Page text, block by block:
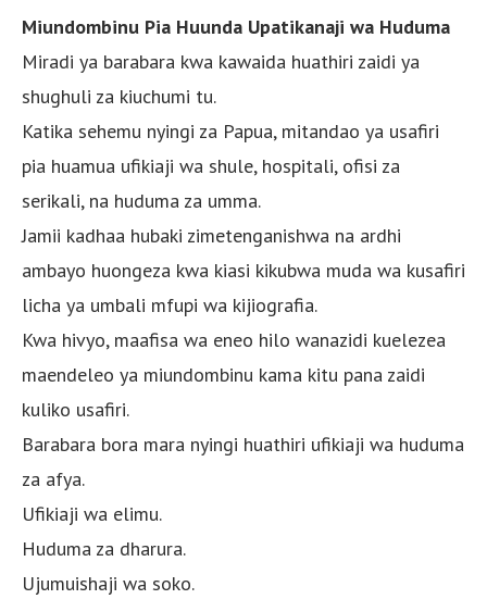
Miundombinu Pia Huunda Upatikanaji wa Huduma
Miradi ya barabara kwa kawaida huathiri zaidi ya
shughuli za kiuchumi tu.
Katika sehemu nyingi za Papua, mitandao ya usafiri
pia huamua ufikiaji wa shule, hospitali, ofisi za
serikali, na huduma za umma.
Jamii kadhaa hubaki zimetenganishwa na ardhi
ambayo huongeza kwa kiasi kikubwa muda wa kusafiri
licha ya umbali mfupi wa kijiografia.
Kwa hivyo, maafisa wa eneo hilo wanazidi kuelezea
maendeleo ya miundombinu kama kitu pana zaidi
kuliko usafiri.
Barabara bora mara nyingi huathiri ufikiaji wa huduma
za afya.
Ufikiaji wa elimu.
Huduma za dharura.
Ujumuishaji wa soko.